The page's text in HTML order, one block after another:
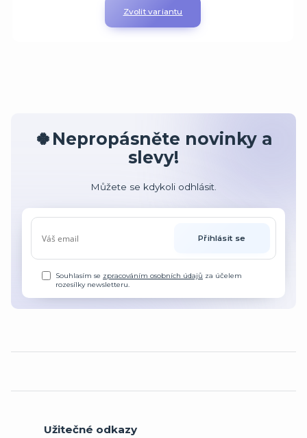
Zvolit variantu
🍀Nepropásněte novinky a
slevy!
Můžete se kdykoli odhlásit.
Přihlásit se
Souhlasím se zpracováním osobních údajů za účelem
rozesílky newsletteru.
Užitečné odkazy